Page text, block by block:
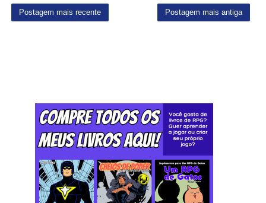
Postagem mais recente Postagem mais antiga